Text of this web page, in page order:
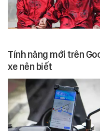
Tính năng mới trên
xe nên biết